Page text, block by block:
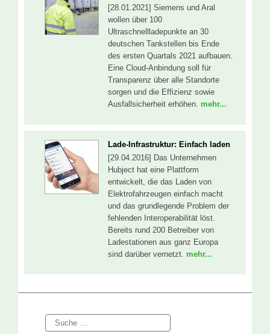
[28.01.2021] Siemens und Aral
wollen über 100
Ultraschnellladepunkte an 30
deutschen Tankstellen bis Ende
des ersten Quartals 2021 aufbauen.
Eine Cloud-Anbindung soll für
Transparenz über alle Standorte
sorgen und die Effizienz sowie
Ausfallsicherheit erhöhen. mehr...
Lade-Infrastruktur: Einfach laden
[29.04.2016] Das Unternehmen
Hubject hat eine Plattform
entwickelt, die das Laden von
Elektrofahrzeugen einfach macht
und das grundlegende Problem der
fehlenden Interoperabilität löst.
Bereits rund 200 Betreiber von
Ladestationen aus ganz Europa
sind darüber vernetzt. mehr...
Suche